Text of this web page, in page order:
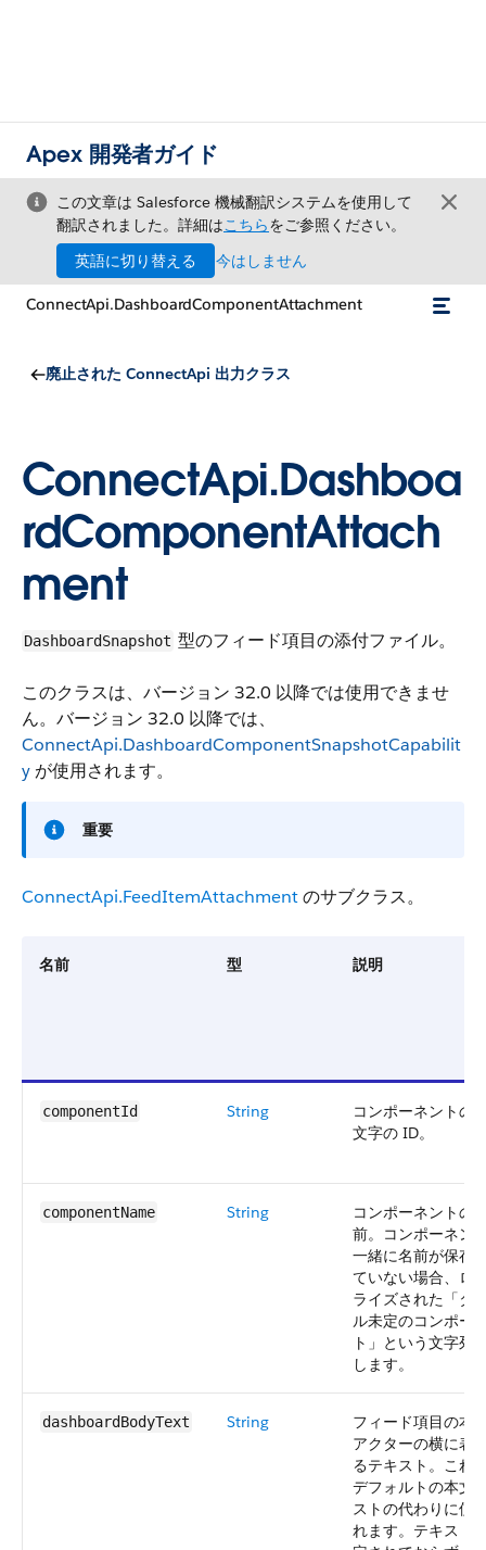
Apex 開発者ガイド
この文章は Salesforce 機械翻訳システムを使用して
翻訳されました。詳細はこちらをご参照ください。
英語に切り替える
今はしません
ConnectApi.DashboardComponentAttachment
廃止された ConnectApi 出力クラス
ConnectApi.Dashboa
rdComponentAttach
ment
DashboardSnapshot 型のフィード項目の添付ファイル。
このクラスは、バージョン 32.0 以降では使用できませ
ん。バージョン 32.0 以降では、
ConnectApi.DashboardComponentSnapshotCapabilit
y が使用されます。
重要
ConnectApi.FeedItemAttachmentのサブクラス。
名前 型 説明
componentId String
コンポーネントの
文字の ID。
componentName String
コンポーネントの
前。コンポーネン
一緒に名前が保存
ていない場合、ロ
ライズされた「タ
ル未定のコンポー
ト」という文字列
します。
dashboardBodyText String
フィード項目の本
アクターの横に表
るテキスト。これ
デフォルトの本文
ストの代わりに使
れます。テキスト